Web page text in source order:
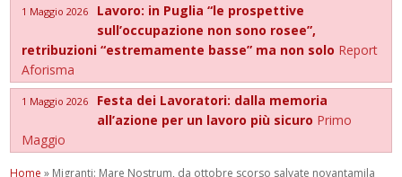
1 Maggio 2026
Lavoro: in Puglia “le prospettive
sull’occupazione non sono rosee”,
retribuzioni “estremamente basse” ma non solo Report
Aforisma
1 Maggio 2026
Festa dei Lavoratori: dalla memoria
all’azione per un lavoro più sicuro Primo
Maggio
Home » Migranti: Mare Nostrum, da ottobre scorso salvate novantamila